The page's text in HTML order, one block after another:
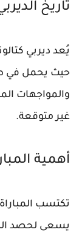
تاريخ
يُعد ديربي
حيث يحمل في
والمواجهات
غير متوقعة.
أهمية
تكتسب
يسعى لحصد